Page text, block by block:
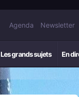
Agenda Newsletter
Les grands sujets En